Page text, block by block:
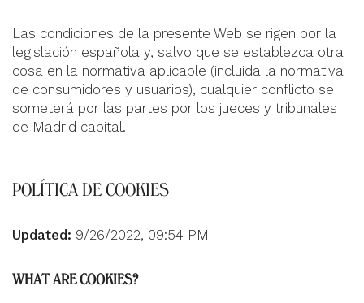
Las condiciones de la presente Web se rigen por la
legislación española y, salvo que se establezca otra
cosa en la normativa aplicable (incluida la normativa
de consumidores y usuarios), cualquier conflicto se
someterá por las partes por los jueces y tribunales
de Madrid capital.
POLÍTICA DE COOKIES
Updated: 9/26/2022, 09:54 PM
WHAT ARE COOKIES?